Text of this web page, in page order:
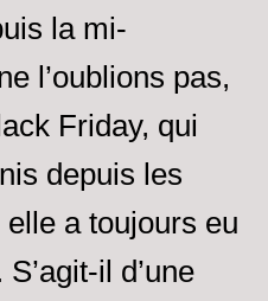
la mi-
l’oublions pas,
Friday, qui
depuis les
a toujours eu
il d’une